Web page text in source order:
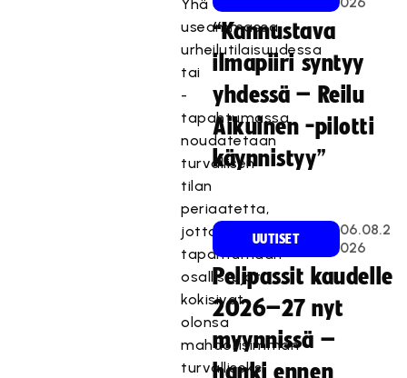
Yhä
useammassa
urheilutilaisuudessa
tai
-
tapahtumassa
noudatetaan
turvallisen
tilan
periaatetta,
jotta
tapahtumaan
osallistujat
kokisivat
olonsa
mahdollisimman
turvalliseksi
“Kannustava
ilmapiiri syntyy
yhdessä – Reilu
Aikuinen -pilotti
käynnistyy”
UUTISET
06.08.2
026
Pelipassit kaudelle
2026–27 nyt
myynnissä –
hanki ennen